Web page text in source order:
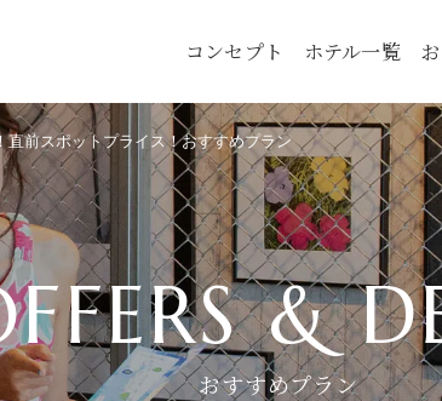
コンセプト ホテル一覧
前スポットプライス！おすすめプラン
&
おすすめプラン